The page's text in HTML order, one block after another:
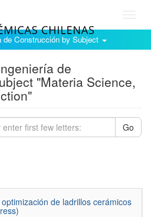
Construcción by Subject
de
"Materia Science,
Go
de ladrillos cerámicos